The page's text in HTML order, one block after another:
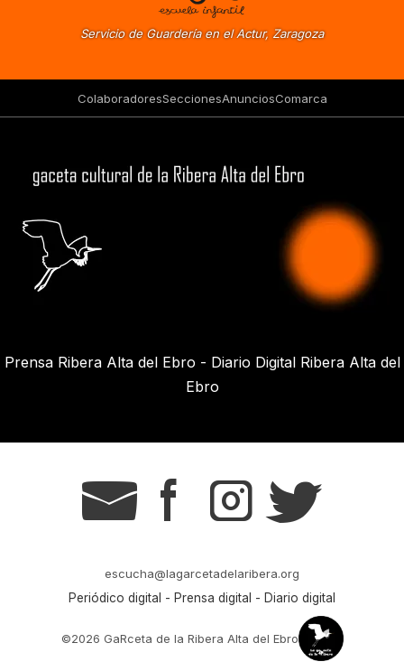
Servicio de Guardería en el Actur, Zaragoza
ColaboradoresSeccionesAnunciosComarca
Prensa Ribera Alta del Ebro - Diario Digital Ribera Alta del
Ebro
g s t r
escucha@lagarcetadelaribera.org
Periódico digital - Prensa digital - Diario digital
©2026 GaRceta de la Ribera Alta del Ebro